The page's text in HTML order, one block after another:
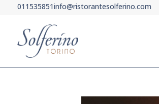
011535851info@ristorantesolferino.com